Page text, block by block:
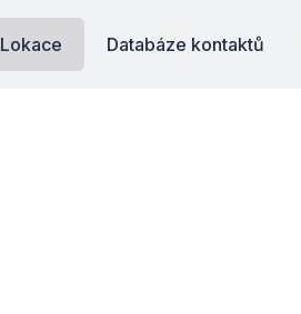
Lokace Databáze kontaktů